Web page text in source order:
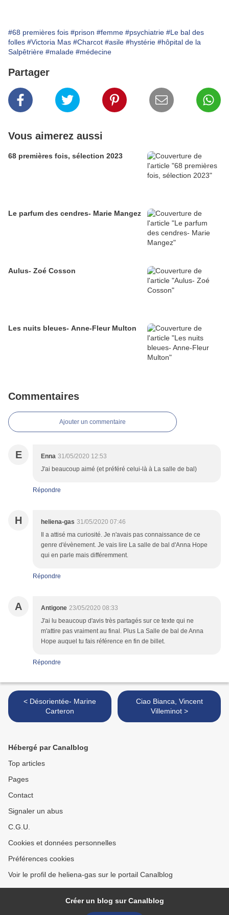
#68 premières fois #prison #femme #psychiatrie #Le bal des
folles #Victoria Mas #Charcot #asile #hystérie #hôpital de la
Salpêtrière #malade #médecine
Partager
Vous aimerez aussi
68 premières fois, sélection 2023
Le parfum des cendres- Marie Mangez
Aulus- Zoé Cosson
Les nuits bleues- Anne-Fleur Multon
Commentaires
Ajouter un commentaire
E Enna 31/05/2020 12:53
J'ai beaucoup aimé (et préféré celui-là à La salle de bal)
Répondre
H heliena-gas 31/05/2020 07:46
Il a attisé ma curiosité. Je n'avais pas connaissance de ce
genre d'évènement. Je vais lire La salle de bal d'Anna Hope
qui en parle mais différemment.
Répondre
A Antigone 23/05/2020 08:33
J'ai lu beaucoup d'avis très partagés sur ce texte qui ne
m'attire pas vraiment au final. Plus La Salle de bal de Anna
Hope auquel tu fais référence en fin de billet.
Répondre
< Désorientée- Marine
Carteron
Ciao Bianca, Vincent
Villeminot >
Hébergé par Canalblog
Top articles
Pages
Contact
Signaler un abus
C.G.U.
Cookies et données personnelles
Préférences cookies
Voir le profil de heliena-gas sur le portail Canalblog
Créer un blog sur Canalblog